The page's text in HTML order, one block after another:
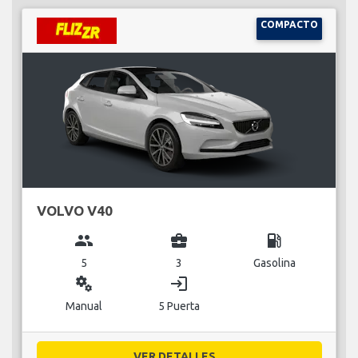
COMPACTO
VOLVO V40
group
5
business_center
3
local_gas_station
Gasolina
miscellaneous_services
Manual
login
5 Puerta